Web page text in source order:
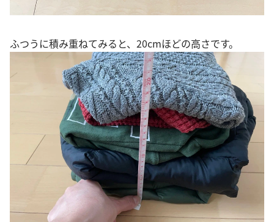
ふつうに積み重ねてみると、20cmほどの高さです。